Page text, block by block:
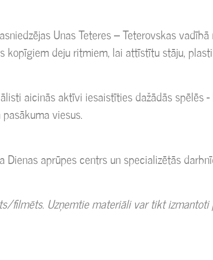
Unas Teteres – Teterovskas
kopīgiem deju ritmiem, lai attīstītu stāju,
aicinās aktīvi iesaistīties dažādās
viesus.
Dienas aprūpes centrs un specializētās
filmēts. Uzņemtie materiāli var tikt